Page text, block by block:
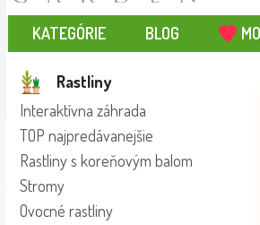
KATEGÓRIE BLOG
Rastliny
Interaktívna záhrada
TOP najpredávanejšie
Rastliny s koreňovým balom
Stromy
Ovocné rastliny